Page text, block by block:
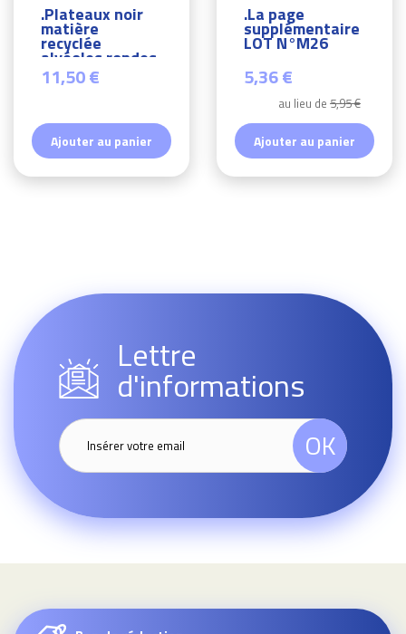
.Plateaux noir
matière
recyclée
alvéoles rondes
X10 LOT...
11,50 €
Ajouter au panier
.La page
supplémentaire
LOT N°M26
5,36 €
au lieu de 5,95 €
Ajouter au panier
Lettre
d'informations
OK